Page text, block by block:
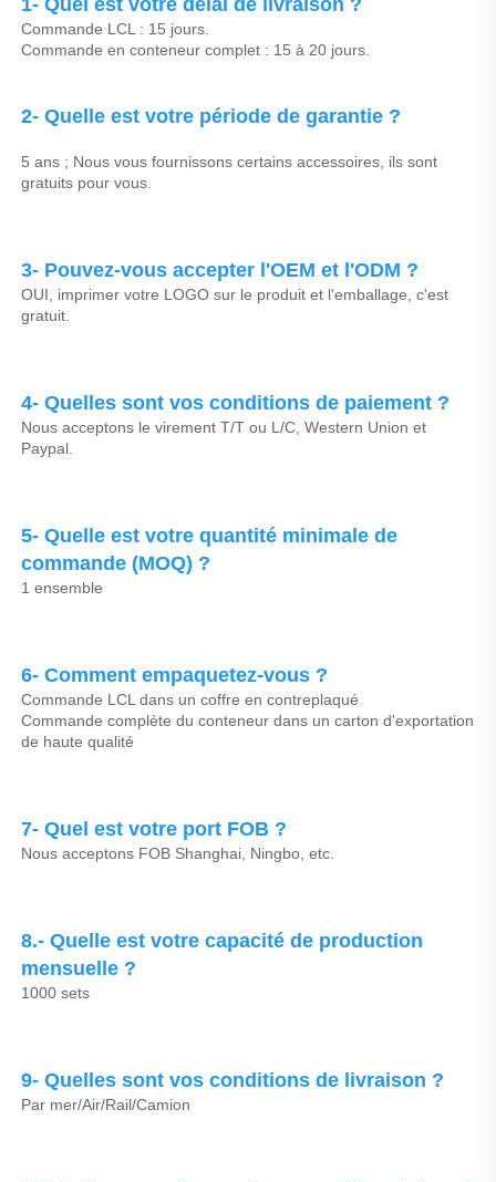
Commande LCL : 15 jours.
Commande en conteneur complet : 15 à 20 jours.
2- Quelle est votre période de garantie ?
5 ans ; Nous vous fournissons certains accessoires, ils sont
gratuits pour vous.
3- Pouvez-vous accepter l'OEM et l'ODM ?
OUI, imprimer votre LOGO sur le produit et l'emballage, c'est
gratuit.
4- Quelles sont vos conditions de paiement ?
Nous acceptons le virement T/T ou L/C, Western Union et
Paypal.
5- Quelle est votre quantité minimale de
commande (MOQ) ?
1 ensemble
6- Comment empaquetez-vous ?
Commande LCL dans un coffre en contreplaqué
Commande complète du conteneur dans un carton d'exportation
de haute qualité
7- Quel est votre port FOB ?
Nous acceptons FOB Shanghai, Ningbo, etc.
8.- Quelle est votre capacité de production
mensuelle ?
1000 sets
9- Quelles sont vos conditions de livraison ?
Par mer/Air/Rail/Camion